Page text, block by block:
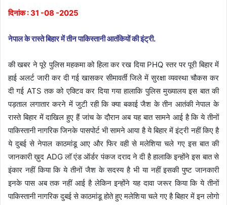
दिनांक : 31 -08 -2025
नेपाल के रास्ते बिहार में तीन पाकिस्तानी आतंकियों की इंट्री.
की खबर ने पूरे पुलिस महकमा को हिला कर रख दिया PHQ स्तर पर पूरी बिहार में
हाई अलर्ट जारी कर दी गई खासकर सीमावर्ती जिले में सुरक्षा व्यवस्था चौकस कर
दी गई ATS तक को एक्टिव कर दिया गया हालाकि पुलिस मुख्यालय इस बात की
पड़ताल लगातार करने में जुटी रही कि क्या बकाई जैश के तीन आतंकी नेपाल के
रास्ते बिहार में दाखिल हुए हैं जांच के दौरान अब यह बात सामने आई है कि ये तीनों
पाकिस्तानी नागरिक जिनके पासपोर्ट भी सामने आया है ये बिहार में इंट्री नहीं किए है
ये दुबई से नेपाल काठमांडू आए और फिर वही से मलेशिया चले गए इस बात की
जानकारी ख़ुद ADG लॉ एंड ऑर्डर पंकज दराद ने दी है हालाकि इन्होंने इस बात से
इंकार नहीं किया कि ये तीनों जैश के सदस्य है भी या नहीं इसकी पुष्ट जानकारी
इनके पास अब तक नहीं आई है लेकिन इन्होंने यह दावा जरूर किया कि ये तीनों
पाकिस्तानी नागरिक दुबई से काठमांडू होते हुए मलेशिया चले गए है बिहार में इन लोगो